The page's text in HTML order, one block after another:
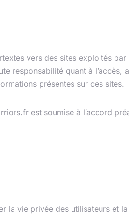
vers des sites exploités
responsabilité quant à l’accès,
présentes sur ces sites.
est soumise à l’accord
la vie privée des utilisateurs et